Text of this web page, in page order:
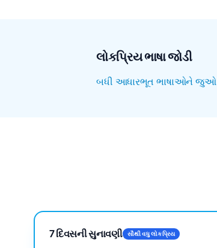
લોકપ્રિય ભાષા જોડી
બધી આધારભૂત ભાષાઓને જુઓ
7 દિવસની સુનાવણી સૌથી વધુ લોકપ્રિય